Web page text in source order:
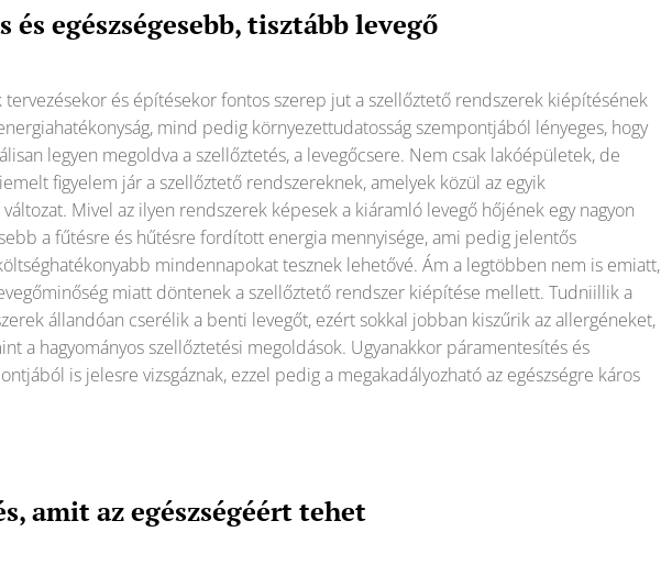
egészségesebb, tisztább levegő
és építésekor fontos szerep jut a szellőztető rendszerek kiépítésének
mind pedig környezettudatosság szempontjából lényeges, hogy
legyen megoldva a szellőztetés, a levegőcsere. Nem csak lakóépületek, de
figyelem jár a szellőztető rendszereknek, amelyek közül az egyik
Mivel az ilyen rendszerek képesek a kiáramló levegő hőjének egy nagyon
a fűtésre és hűtésre fordított energia mennyisége, ami pedig jelentős
mindennapokat tesznek lehetővé. Ám a legtöbben nem is emiatt,
miatt döntenek a szellőztető rendszer kiépítése mellett. Tudniillik a
állandóan cserélik a benti levegőt, ezért sokkal jobban kiszűrik az allergéneket,
a hagyományos szellőztetési megoldások. Ugyanakkor páramentesítés és
is jelesre vizsgáznak, ezzel pedig a megakadályozható az egészségre káros
amit az egészségéért tehet